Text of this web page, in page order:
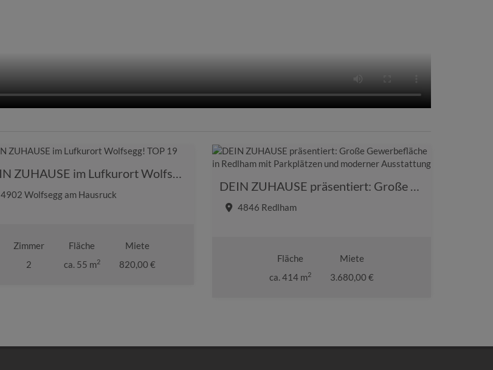
DEIN ZUHAUSE im Lufkurort Wolfsegg! TOP 19
4902 Wolfsegg am Hausruck
Zimmer
2
Fläche
ca. 55 m2
Miete
820,00 €
DEIN ZUHAUSE präsentiert: Große Gewerbefläche in Redlham mit Parkplätzen und moderner Ausstattung
4846 Redlham
Fläche
ca. 414 m2
Miete
3.680,00 €